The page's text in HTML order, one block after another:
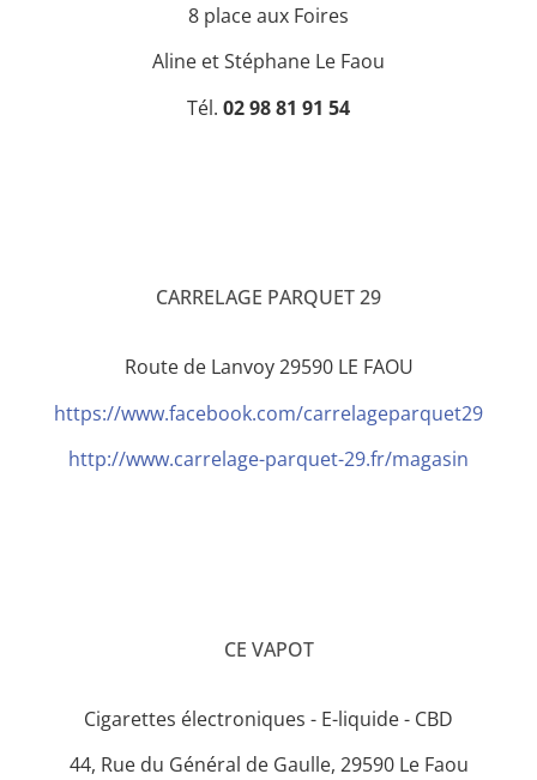
8 place aux Foires
Aline et Stéphane Le Faou
Tél. 02 98 81 91 54
CARRELAGE PARQUET 29
Route de Lanvoy 29590 LE FAOU
https://www.facebook.com/carrelageparquet29
http://www.carrelage-parquet-29.fr/magasin
CE VAPOT
Cigarettes électroniques - E-liquide - CBD
44, Rue du Général de Gaulle, 29590 Le Faou